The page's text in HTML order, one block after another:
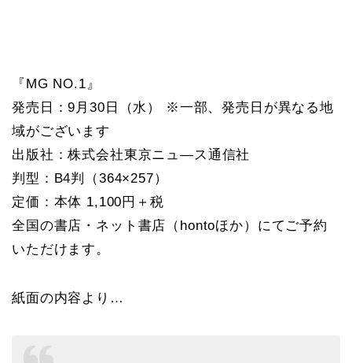
『MG NO.1』
発売日：9月30日（水） ※一部、発売日が異なる地
域がございます
出版社：株式会社東京ニュ―ス通信社
判型：B4判（364×257）
定価：本体 1,100円＋税
全国の書店・ネット書店（hontoほか）にてご予約
いただけます。
紙面の内容より…